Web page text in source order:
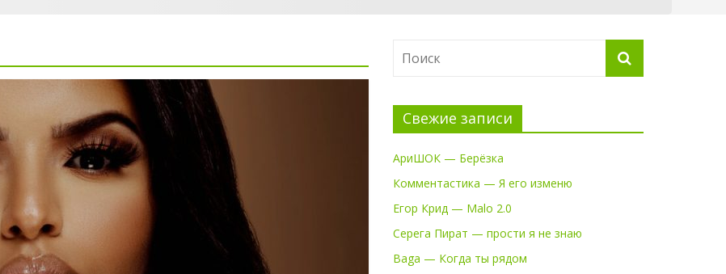
Свежие записи
АриШОК — Берёзка
Комментастика — Я его изменю
Егор Крид — Malo 2.0
Серега Пират — прости я не знаю
Baga — Когда ты рядом